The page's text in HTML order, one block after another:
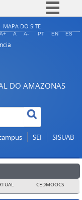
Simplifique!
BR
Legislação
Canais
MAPA DO SITE
A+ A A- PT EN ES
DO AMAZONAS
SEI
SISUAB
CEDMOOCS